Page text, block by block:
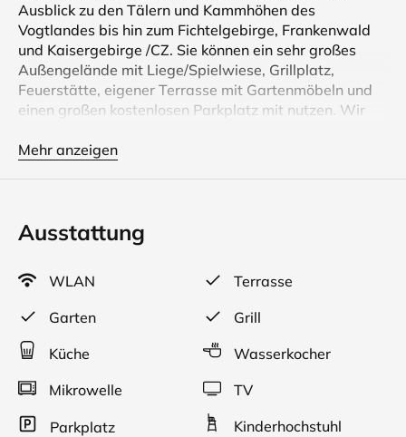
Ausblick zu den Tälern und Kammhöhen des
Vogtlandes bis hin zum Fichtelgebirge, Frankenwald
und Kaisergebirge /CZ. Sie können ein sehr großes
Außengelände mit Liege/Spielwiese, Grillplatz,
Feuerstätte, eigener Terrasse mit Gartenmöbeln und
einen großen kostenlosen Parkplatz mit nutzen. Wir
Schuhschrank und für Radler eine Fahrradgarage.
vogtländische Speisen und Getränke, sondern auch
eine Frühstücksmöglichkeit.
Das Mitbringen von Haustieren ist leider nicht möglich.
Ruhige Lage mit schönen Ausblick, Polstercouch, TV,
Essecke, Laminatfußböden.
Mehr anzeigen
Ausstattung
WLAN
Terrasse
Garten
Grill
Küche
Wasserkocher
Mikrowelle
TV
Parkplatz Kinderhochstuhl